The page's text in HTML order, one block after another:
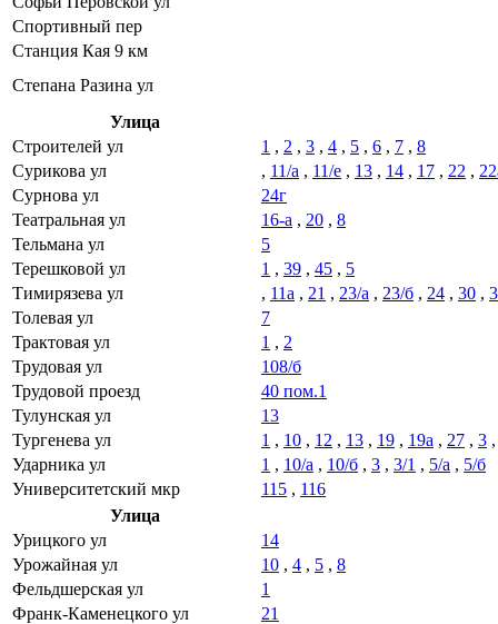
Спортивный пер
Станция Кая 9 км
Степана Разина ул
Улица
Строителей ул
1 , 2 , 3 , 4 , 5 , 6 , 7 , 8
Сурикова ул
, 11/а , 11/е , 13 , 14 , 17 , 22 ,
Сурнова ул
24г
Театральная ул
16-а , 20 , 8
Тельмана ул
5
Терешковой ул
1 , 39 , 45 , 5
Тимирязева ул
, 11а , 21 , 23/а , 23/б , 24 , 30 ,
Толевая ул
7
Трактовая ул
1 , 2
Трудовая ул
108/б
Трудовой проезд
40 пом.1
Тулунская ул
13
Тургенева ул
1 , 10 , 12 , 13 , 19 , 19а , 27 , 3
Ударника ул
1 , 10/а , 10/б , 3 , 3/1 , 5/а , 5/б
Университетский мкр
115 , 116
Улица
Урицкого ул
14
Урожайная ул
10 , 4 , 5 , 8
Фельдшерская ул
1
Франк-Каменецкого ул
21